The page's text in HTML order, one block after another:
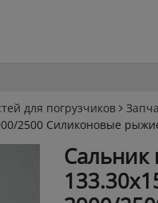
для погрузчиков
2500 Силиконовые
Сальник